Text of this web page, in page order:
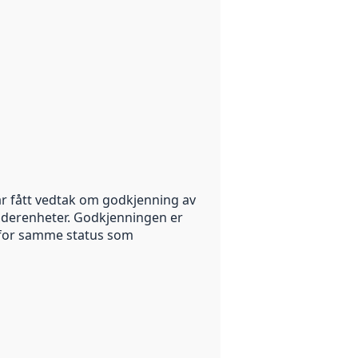
fått vedtak om godkjenning av
Godkjenningen er
samme status som